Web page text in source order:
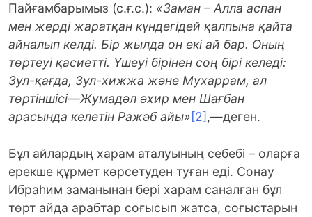
Пайғамбарымыз (с.ғ.с.): «Заман – Алла аспан
мен жерді жаратқан күндегідей қалпына қайта
айналып келді. Бір жылда он екі ай бар. Оның
төртеуі қасиетті. Үшеуі бірінен соң бірі келеді:
Зул-қағда, Зул-хижжа және Мухаррам, ал
төртіншісі—Жумадәл әхир мен Шағбан
арасында келетін Ражәб айы» [2],—деген.
Бұл айлардың харам аталуының себебі – оларға
ерекше құрмет көрсетуден туған еді. Сонау
Ибраһим заманынан бері харам саналған бұл
төрт айда арабтар соғысып жатса, соғыстарын